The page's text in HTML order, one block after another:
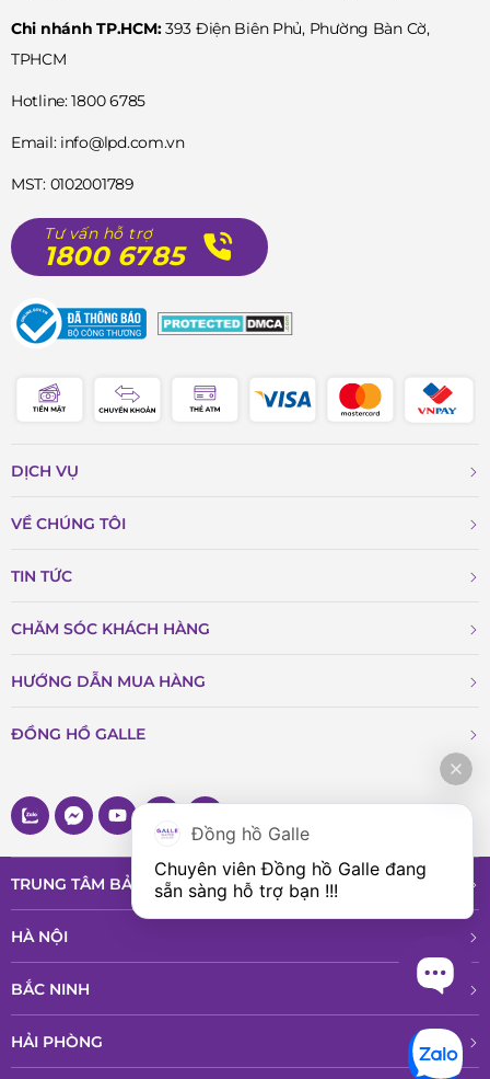
Chi nhánh TP.HCM:393 Điện Biên Phủ, Phường Bàn Cờ,
TPHCM
Hotline: 1800 6785
Email: info@lpd.com.vn
MST: 0102001789
Tư vấn hỗ trợ
1800 6785
DỊCH VỤ
VỀ CHÚNG TÔI
TIN TỨC
CHĂM SÓC KHÁCH HÀNG
HƯỚNG DẪN MUA HÀNG
ĐỒNG HỒ GALLE
TRUNG TÂM BẢO HÀNH VÀ DỊCH VỤ
HÀ NỘI
BẮC NINH
HẢI PHÒNG
Đồng hồ Galle
Chuyên viên Đồng hồ Galle đang
sẵn sàng hỗ trợ bạn !!!